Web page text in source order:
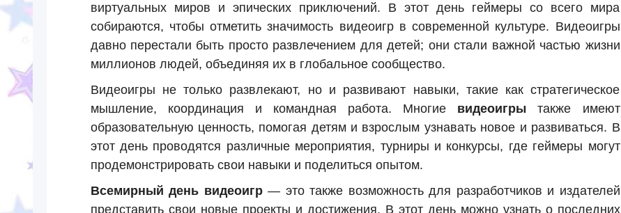
виртуальных миров и эпических приключений. В этот день геймеры со всего мира
собираются, чтобы отметить значимость видеоигр в современной культуре. Видеоигры
давно перестали быть просто развлечением для детей; они стали важной частью жизни
миллионов людей, объединяя их в глобальное сообщество.
Видеоигры не только развлекают, но и развивают навыки, такие как стратегическое
мышление, координация и командная работа. Многие видеоигры также имеют
образовательную ценность, помогая детям и взрослым узнавать новое и развиваться. В
этот день проводятся различные мероприятия, турниры и конкурсы, где геймеры могут
продемонстрировать свои навыки и поделиться опытом.
Всемирный день видеоигр— это также возможность для разработчиков и издателей
представить свои новые проекты и достижения. В этот день можно узнать о последних